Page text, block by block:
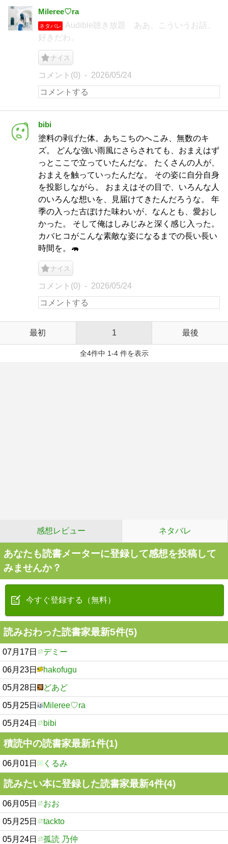
Mileree♡ra
ネタバレ
Audible聴き放題 ああ、こういうお話、
好きだわ。
ナイス
コメント(0) 2026/05/24
bibi
塗料の剥げた体。あちこちのへこみ、無数のキ
ズ。 どんな強い雨風にさらされても、おまえはず
っとここで立っていたんだな。 たくさんの人が、
おまえを触っていったんだな。 その姿に自分自身
を投影しながら。 おまえはその目で、いろんな人
のいろんな想いを、見届けてきたんだろうな。 年
季の入った古ぼけた味わいが、なんとも、愛おし
かった。 そして俺はしみじみと深く感じ入った。
カバヒコがこんな素敵な姿になるまでの長い長い
時間を。🦛
ナイス
コメント(0) 2026/05/24
最初 1 最後
全4件中 1-4 件を表示
感想レビュー ネタバレ
あなたも読書メーターに登録して感想を投稿して
みませんか？
今すぐ登録する（無料）
読みおわった読書家最新5件(5)
07月17日 デミー
06月23日 hakofugu
05月28日 どあど
05月25日 Mileree♡ra
05月24日 bibi
積読中の読書家最新1件(1)
06月01日 くるみ
読みたい本に登録した読書家最新4件(4)
06月05日 おお
05月25日 tackto
05月24日 孤読 乃仲